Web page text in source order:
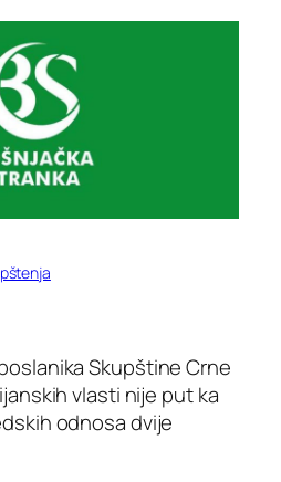
Skupštine Crne
vlasti nije put ka
odnosa dvije